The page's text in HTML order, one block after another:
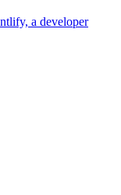
a developer